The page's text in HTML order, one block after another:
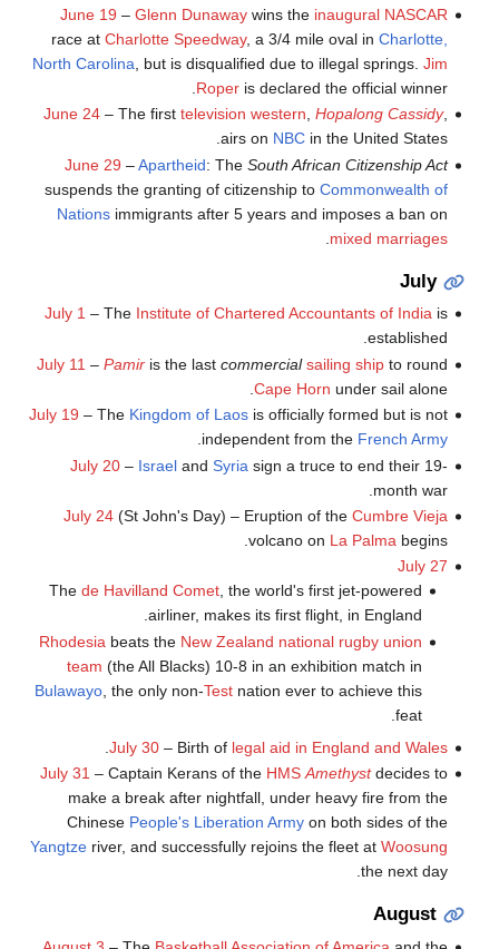
June 19 – Glenn Dunawaywins the inaugural NASCAR
race at Charlotte Speedway, a 3/4 mile oval in Charlotte,
North Carolina , but is disqualified due to illegal springs. Jim
Roperis declared the official winner.
June 24– The first television western, Hopalong Cassidy,
airs on NBCin the United States.
June 29 –Apartheid: The South African Citizenship Act
suspends the granting of citizenship to Commonwealth of
Nationsimmigrants after 5 years and imposes a ban on
mixed marriages
July
July 1 – The Institute of Chartered Accountants of Indiais
established.
July 11 – Pamiris the last commercial sailing shipto round
Cape Horn under sail alone.
July 19 – The Kingdom of Laosis officially formed but is not
independent from the French Army
July 20– Israeland Syria sign a truce to end their 19-
month war.
July 24(St John's Day) – Eruption of the Cumbre Vieja
volcano on La Palma begins.
July 27
Thede Havilland Comet, the world's first jet-powered
airliner, makes its first flight, in England.
Rhodesia beats the New Zealand national rugby union
team (the All Blacks) 10-8 in an exhibition match in
Bulawayo , the only non-Test nation ever to achieve this
feat.
July 30– Birth of legal aid in England and Wales
July 31 – Captain Kerans of the HMS Amethystdecides to
make a break after nightfall, under heavy fire from the
Chinese People's Liberation Armyon both sides of the
Yangtzeriver, and successfully rejoins the fleet at Woosung
the next day.
August